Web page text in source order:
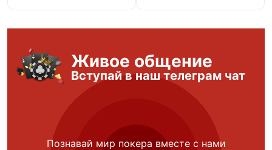
Живое общение
Вступай в наш телеграм чат
Познавай мир покера вместе с нами